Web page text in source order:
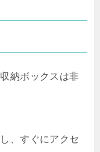
納ボックスは非
、すぐにアクセ